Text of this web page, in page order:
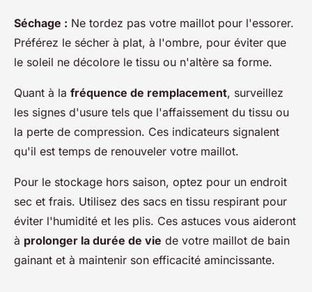
Séchage : Ne tordez pas votre maillot pour l'essorer.
Préférez le sécher à plat, à l'ombre, pour éviter que
le soleil ne décolore le tissu ou n'altère sa forme.
Quant à la fréquence de remplacement, surveillez
les signes d'usure tels que l'affaissement du tissu ou
la perte de compression. Ces indicateurs signalent
qu'il est temps de renouveler votre maillot.
Pour le stockage hors saison, optez pour un endroit
sec et frais. Utilisez des sacs en tissu respirant pour
éviter l'humidité et les plis. Ces astuces vous aideront
à prolonger la durée de vie de votre maillot de bain
gainant et à maintenir son efficacité amincissante.